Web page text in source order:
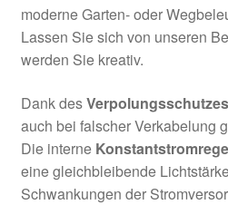
moderne Garten- oder
Lassen Sie sich von unseren
werden Sie kreativ.
Dank desVerpolungsschutzes
auch bei falscher Verkabelung
Die interne
eine gleichbleibende
Schwankungen der